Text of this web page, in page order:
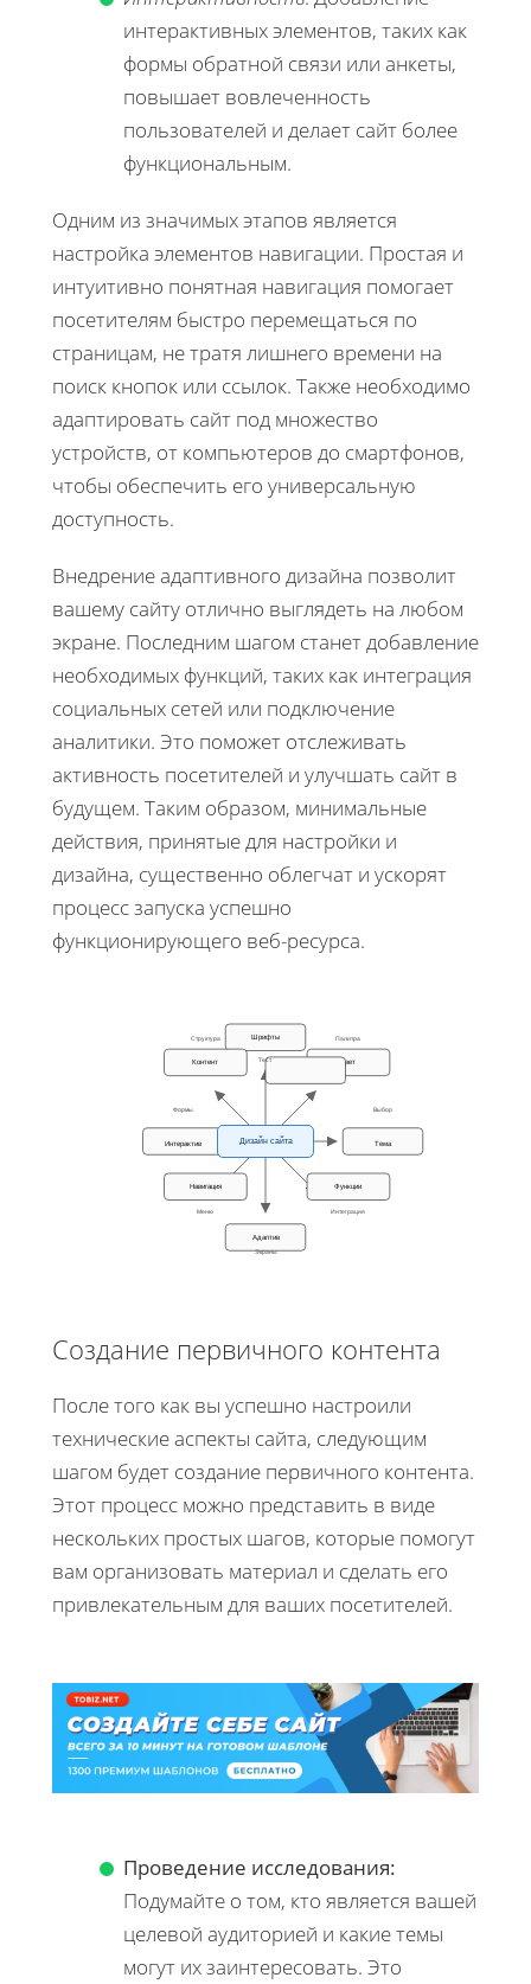
интерактивных элементов, таких как
формы обратной связи или анкеты,
повышает вовлеченность
пользователей и делает сайт более
функциональным.
Одним из значимых этапов является
настройка элементов навигации. Простая и
интуитивно понятная навигация помогает
посетителям быстро перемещаться по
страницам, не тратя лишнего времени на
поиск кнопок или ссылок. Также необходимо
адаптировать сайт под множество
устройств, от компьютеров до смартфонов,
чтобы обеспечить его универсальную
доступность.
Внедрение адаптивного дизайна позволит
вашему сайту отлично выглядеть на любом
экране. Последним шагом станет добавление
необходимых функций, таких как интеграция
социальных сетей или подключение
аналитики. Это поможет отслеживать
активность посетителей и улучшать сайт в
будущем. Таким образом, минимальные
действия, принятые для настройки и
дизайна, существенно облегчат и ускорят
процесс запуска успешно
функционирующего веб-ресурса.
Тема
Цвет
Шрифты
Контент
Интерактив
Навигация
Адаптив
Функции
Дизайн сайта
Выбор
Палитра
Тест
Структура
Формы
Меню
Экраны
Интеграция
Создание первичного контента
После того как вы успешно настроили
технические аспекты сайта, следующим
шагом будет создание первичного контента.
Этот процесс можно представить в виде
нескольких простых шагов, которые помогут
вам организовать материал и сделать его
привлекательным для ваших посетителей.
Проведение исследования:
Подумайте о том, кто является вашей
целевой аудиторией и какие темы
могут их заинтересовать. Это